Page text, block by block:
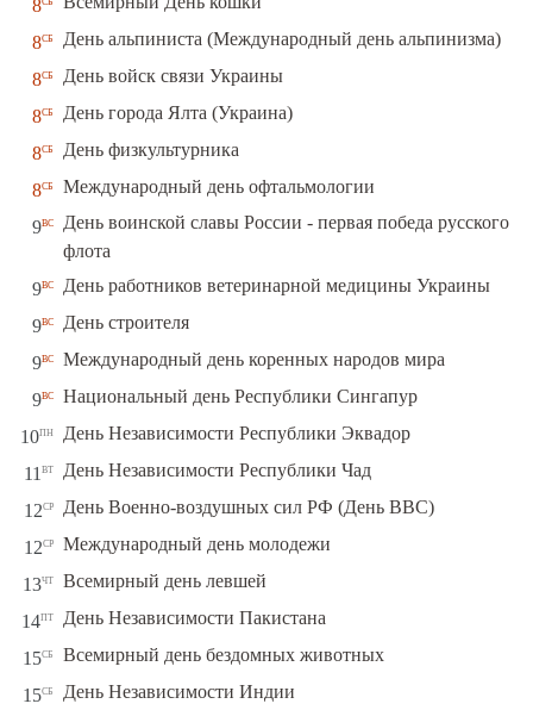
8
8сб День альпиниста (Международный день альпинизма)
8сб День войск связи Украины
8сб День города Ялта (Украина)
8сб День физкультурника
8сб Международный день офтальмологии
9вс
День воинской славы России - первая победа русского
флота
9вс День работников ветеринарной медицины Украины
9вс День строителя
9вс Международный день коренных народов мира
9вс Национальный день Республики Сингапур
10пн День Независимости Республики Эквадор
11 вт День Независимости Республики Чад
12ср День Военно-воздушных сил РФ (День ВВС)
12ср Международный день молодежи
13чт Всемирный день левшей
14пт День Независимости Пакистана
15сб Всемирный день бездомных животных
15сб День Независимости Индии